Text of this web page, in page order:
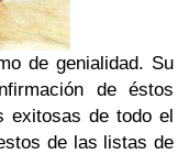
de genialidad. Su
de éstos
exitosas de todo el
de las listas de